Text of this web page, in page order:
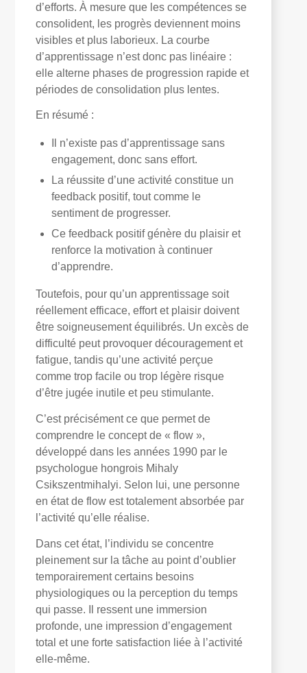
d’efforts. À mesure que les compétences se
consolident, les progrès deviennent moins
visibles et plus laborieux. La courbe
d’apprentissage n’est donc pas linéaire :
elle alterne phases de progression rapide et
périodes de consolidation plus lentes.
En résumé :
Il n’existe pas d’apprentissage sans
engagement, donc sans effort.
La réussite d’une activité constitue un
feedback positif, tout comme le
sentiment de progresser.
Ce feedback positif génère du plaisir et
renforce la motivation à continuer
d’apprendre.
Toutefois, pour qu’un apprentissage soit
réellement efficace, effort et plaisir doivent
être soigneusement équilibrés. Un excès de
difficulté peut provoquer découragement et
fatigue, tandis qu’une activité perçue
comme trop facile ou trop légère risque
d’être jugée inutile et peu stimulante.
C’est précisément ce que permet de
comprendre le concept de « flow »,
développé dans les années 1990 par le
psychologue hongrois Mihaly
Csikszentmihalyi. Selon lui, une personne
en état de flow est totalement absorbée par
l’activité qu’elle réalise.
Dans cet état, l’individu se concentre
pleinement sur la tâche au point d’oublier
temporairement certains besoins
physiologiques ou la perception du temps
qui passe. Il ressent une immersion
profonde, une impression d’engagement
total et une forte satisfaction liée à l’activité
elle-même.